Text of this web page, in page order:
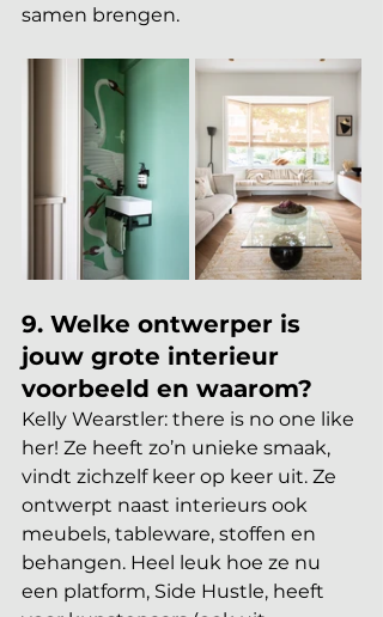
samen brengen.
9. Welke ontwerper is
jouw grote interieur
voorbeeld en waarom?
Kelly Wearstler: there is no one like
her! Ze heeft zo’n unieke smaak,
vindt zichzelf keer op keer uit. Ze
ontwerpt naast interieurs ook
meubels, tableware, stoffen en
behangen. Heel leuk hoe ze nu
een platform, Side Hustle, heeft